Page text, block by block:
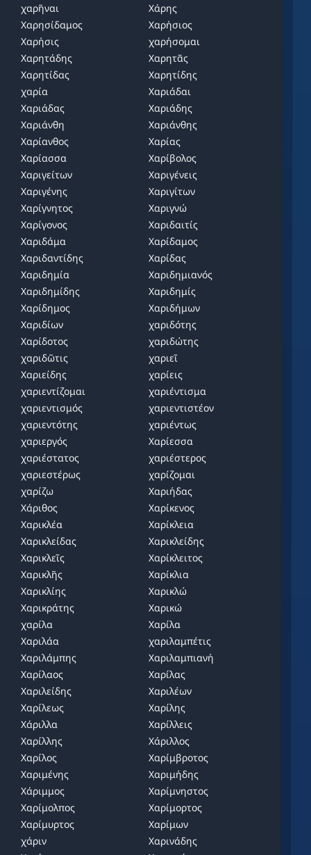
χαρῆναι
Χάρης
Χαρησίδαμος
Χαρήσιος
Χαρήσις
χαρήσομαι
Χαρητάδης
Χαρητᾶς
Χαρητίδας
Χαρητίδης
χαρία
Χαριάδαι
Χαριάδας
Χαριάδης
Χαριάνθη
Χαριάνθης
Χαρίανθος
Χαρίας
Χαρίασσα
Χαρίβολος
Χαριγείτων
Χαριγένεις
Χαριγένης
Χαριγίτων
Χαρίγνητος
Χαριγνώ
Χαρίγονος
Χαριδαιτίς
Χαριδάμα
Χαρίδαμος
Χαριδαντίδης
Χαρίδας
Χαριδημία
Χαριδημιανός
Χαριδημίδης
Χαριδημίς
Χαρίδημος
Χαριδήμων
Χαριδίων
χαριδότης
Χαρίδοτος
χαριδώτης
χαριδῶτις
χαριεῖ
Χαριείδης
χαρίεις
χαριεντίζομαι
χαριέντισμα
χαριεντισμός
χαριεντιστέον
χαριεντότης
χαριέντως
χαριεργός
Χαρίεσσα
χαριέστατος
χαριέστερος
χαριεστέρως
χαρίζομαι
χαρίζω
Χαριήδας
Χάριθος
Χαρίκενος
Χαρικλέα
Χαρίκλεια
Χαρικλείδας
Χαρικλείδης
Χαρικλεῖς
Χαρίκλειτος
Χαρικλῆς
Χαρίκλια
Χαρικλίης
Χαρικλώ
Χαρικράτης
Χαρικώ
χαρίλα
Χαρίλα
Χαριλάα
χαριλαμπέτις
Χαριλάμπης
Χαριλαμπιανή
Χαρίλαος
Χαρίλας
Χαριλείδης
Χαριλέων
Χαρίλεως
Χαρίλης
Χάριλλα
Χαρίλλεις
Χαρίλλης
Χάριλλος
Χαρίλος
Χαρίμβροτος
Χαριμένης
Χαριμήδης
Χάριμμος
Χαρίμνηστος
Χαρίμολπος
Χαρίμορτος
Χαρίμυρτος
Χαρίμων
χάριν
Χαρινάδης